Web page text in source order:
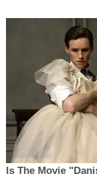
Is The Movie